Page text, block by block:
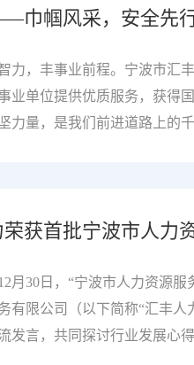
担当，用汗水和智慧守护着
最近网络上流行着一句话：
么认同这句话。“我不觉得自
工...
巾帼风采，安全先
力，丰事业前程。宁波市汇
业单位提供优质服务，获得
力量，是我们前进道路上的
份对工作的热爱与执着，却
了同事们的广泛赞誉。
一角色的转变，对她而言，
工作就是那...
获首批宁波市人力
月30日，“宁波市人力资源
有限公司（以下简称“汇丰
发言，共同探讨行业发展心